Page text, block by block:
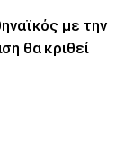
με την
θα κριθεί